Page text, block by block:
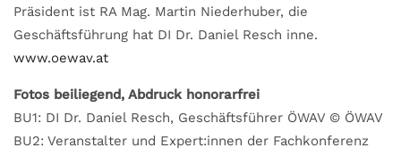
Präsident ist RA Mag. Martin Niederhuber, die
Geschäftsführung hat DI Dr. Daniel Resch inne.
www.oewav.at
Fotos beiliegend, Abdruck honorarfrei
BU1: DI Dr. Daniel Resch, Geschäftsführer ÖWAV © ÖWAV
BU2: Veranstalter und Expert:innen der Fachkonferenz